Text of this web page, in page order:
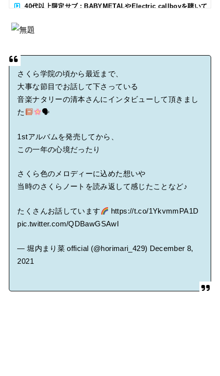
40代以上限定サブ：BABYMETALやElectric callboyを聴いて
る人いる？ 【海外の反応】
タワーレコード新宿店にてBABYMETALのパネル展が開催中
Powered by livedoor 相互RSS
さくら学院の頃から最近まで、
大事な節目でお話して下さっている
音楽ナタリーの清本さんにインタビューして頂きまし
た
🗣
1stアルバムを発売してから、
この一年の心境だったり
さくら色のメロディーに込めた想いや
当時のさくらノートを読み返して感じたことなど♪
たくさんお話しています
https://t.co/1YkvmmPA1D
pic.twitter.com/QDBawGSAwI
— 堀内まり菜 official (@horimari_429) December 8,
2021